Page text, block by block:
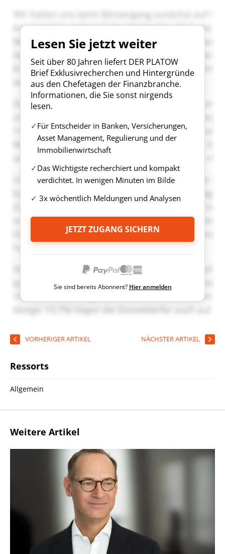
Lesen Sie jetzt weiter
Seit über 80 Jahren liefert DER PLATOW
Brief Exklusivrecherchen und Hintergründe
aus den Chefetagen der Finanzbranche.
Informationen, die Sie sonst nirgends
lesen.
Für Entscheider in Banken, Versicherungen,
Asset Management, Regulierung und der
Immobilienwirtschaft
Das Wichtigste recherchiert und kompakt
verdichtet. In wenigen Minuten im Bilde
3x wöchentlich Meldungen und Analysen
JETZT ZUGANG SICHERN
Sie sind bereits Abonnent? Hier anmelden
VORHERIGER ARTIKEL NÄCHSTER ARTIKEL
Ressorts
Allgemein
Weitere Artikel